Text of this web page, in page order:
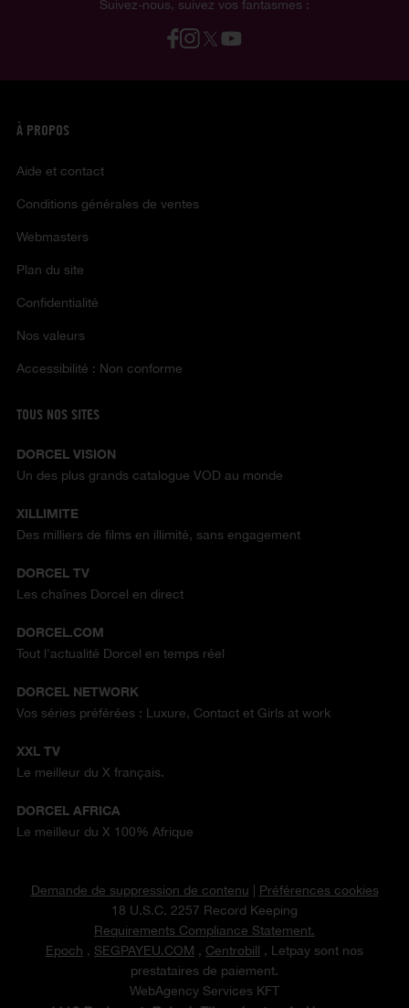
Suivez-nous, suivez vos fantasmes :
À PROPOS
Aide et contact
Conditions générales de ventes
Webmasters
Plan du site
Confidentialité
Nos valeurs
Accessibilité : Non conforme
TOUS NOS SITES
DORCEL VISION
Un des plus grands catalogue VOD au monde
XILLIMITE
Des milliers de films en illimité, sans engagement
DORCEL TV
Les chaînes Dorcel en direct
DORCEL.COM
Tout l'actualité Dorcel en temps réel
DORCEL NETWORK
Vos séries préférées : Luxure, Contact et Girls at work
XXL TV
Le meilleur du X français.
DORCEL AFRICA
Le meilleur du X 100% Afrique
Demande de suppression de contenu
Préférences cookies
18 U.S.C. 2257 Record Keeping
Requirements Compliance Statement.
Epoch , SEGPAYEU.COM , Centrobill , Letpay sont nos
prestataires de paiement.
WebAgency Services KFT